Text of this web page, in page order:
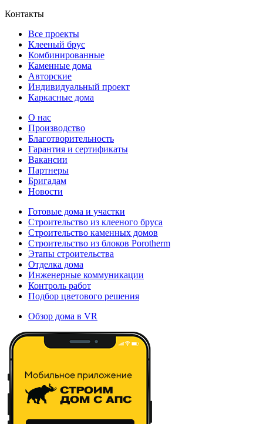
Контакты
Все проекты
Клееный брус
Комбинированные
Каменные дома
Авторские
Индивидуальный проект
Каркасные дома
О нас
Производство
Благотворительность
Гарантия и сертификаты
Вакансии
Партнеры
Бригадам
Новости
Готовые дома и участки
Строительство из клееного бруса
Строительство каменных домов
Строительство из блоков Porotherm
Этапы строительства
Отделка дома
Инженерные коммуникации
Контроль работ
Подбор цветового решения
Обзор дома в VR